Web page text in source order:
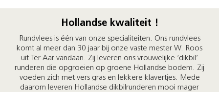
Hollandse kwaliteit !
Rundvlees is één van onze specialiteiten. Ons rundvlees
komt al meer dan 30 jaar bij onze vaste mester W. Roos
uit Ter Aar vandaan. Zij leveren ons vrouwelijke ‘dikbil’
runderen die opgroeien op groene Hollandse bodem. Zij
voeden zich met vers gras en lekkere klavertjes. Mede
daarom leveren Hollandse dikbilrunderen mooi mager